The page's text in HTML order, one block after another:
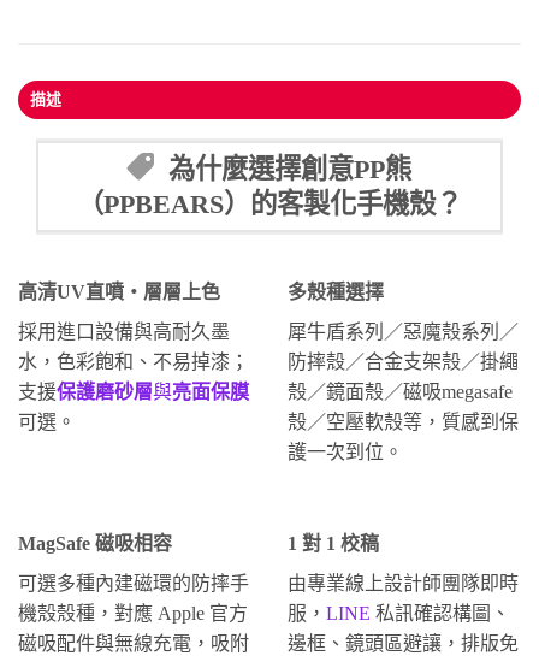
描述
為什麼選擇創意PP熊
（PPBEARS）的客製化手機殼？
高清UV直噴・層層上色
採用進口設備與高耐久墨
水，色彩飽和、不易掉漆；
支援保護磨砂層與亮面保膜
可選。
多殼種選擇
犀牛盾系列／惡魔殼系列／
防摔殼／合金支架殼／掛繩
殼／鏡面殼／磁吸megasafe
殼／空壓軟殼等，質感到保
護一次到位。
MagSafe 磁吸相容
可選多種內建磁環的防摔手
機殼殼種，對應 Apple 官方
磁吸配件與無線充電，吸附
1 對 1 校稿
由專業線上設計師團隊即時
服， LINE 私訊確認構圖、
邊框、鏡頭區避讓，排版免